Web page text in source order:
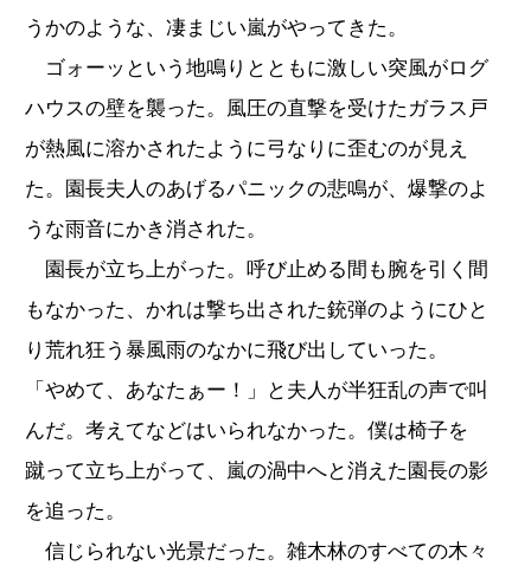
うかのような、凄まじい嵐がやってきた。
ゴォーッという地鳴りとともに激しい突風がログ
ハウスの壁を襲った。風圧の直撃を受けたガラス戸
が熱風に溶かされたように弓なりに歪むのが見え
た。園長夫人のあげるパニックの悲鳴が、爆撃のよ
うな雨音にかき消された。
園長が立ち上がった。呼び止める間も腕を引く間
もなかった、かれは撃ち出された銃弾のようにひと
り荒れ狂う暴風雨のなかに飛び出していった。
「やめて、あなたぁー！」と夫人が半狂乱の声で叫
んだ。考えてなどはいられなかった。僕は椅子を
蹴って立ち上がって、嵐の渦中へと消えた園長の影
を追った。
信じられない光景だった。雑木林のすべての木々